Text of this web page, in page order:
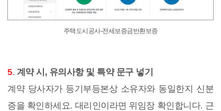
주택도시공사-전세보증금반환보증
5. 계약 시, 유의사항 및 특약 문구 넣기
계약 당사자가 등기부등본상 소유자와 동일한지 신분
증을 확인하세요. 대리인이라면 위임장 확인합니다. 근